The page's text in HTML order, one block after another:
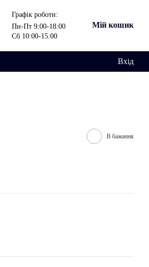
Графік роботи:
Пн-Пт 9:00-18:00
Сб 10:00-15:00
Мій кошик
Вхід
В бажання